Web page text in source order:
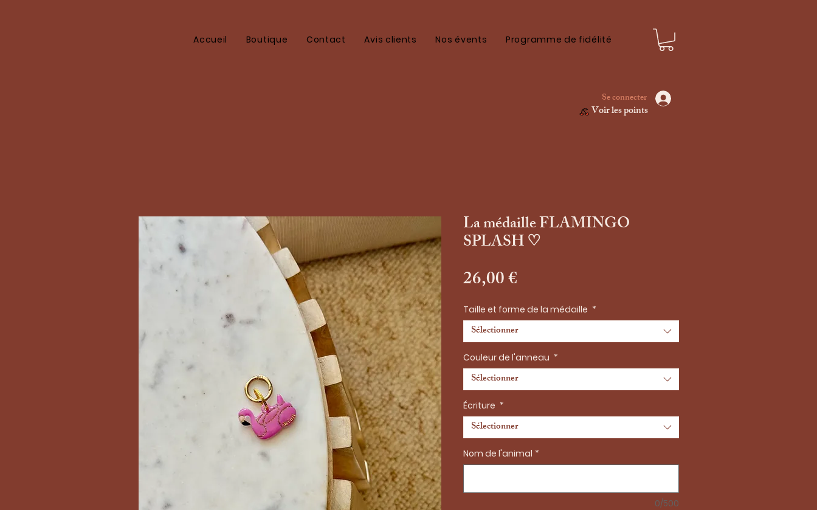
Accueil Boutique Contact Avis clients Nos évents Programme de fidélité
Se connecter
Voir les points
La médaille FLAMINGO
SPLASH ♡
26,00 €
Taille et forme de la médaille *
Sélectionner
Couleur de l'anneau *
Sélectionner
Écriture *
Sélectionner
Nom de l'animal *
0/500